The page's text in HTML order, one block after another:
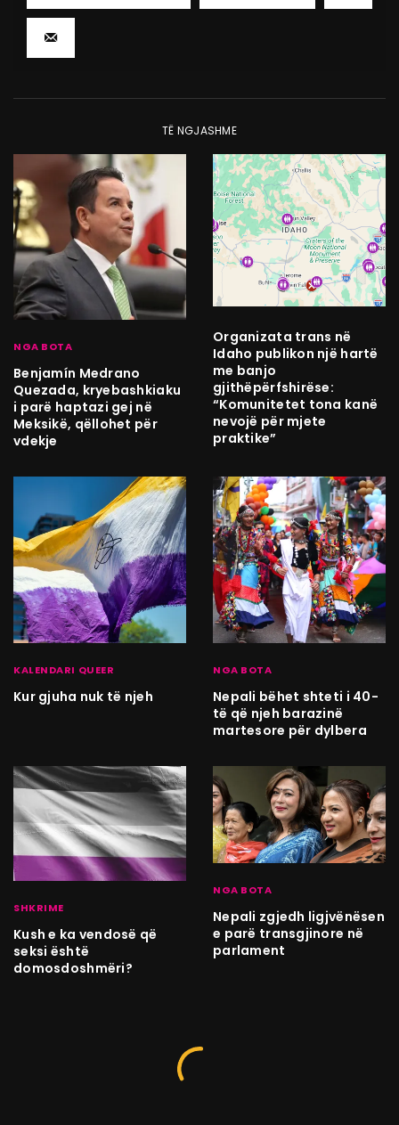
TË NGJASHME
NGA BOTA
Benjamín Medrano
Quezada, kryebashkiaku
i parë haptazi gej në
Meksikë, qëllohet për
vdekje
Organizata trans në
Idaho publikon një hartë
me banjo
gjithëpërfshirëse:
“Komunitetet tona kanë
nevojë për mjete
praktike”
KALENDARI QUEER
Kur gjuha nuk të njeh
NGA BOTA
Nepali bëhet shteti i 40-
të që njeh barazinë
martesore për dylbera
SHKRIME
Kush e ka vendosë që
seksi është
domosdoshmëri?
NGA BOTA
Nepali zgjedh ligjvënësen
e parë transgjinore në
parlament